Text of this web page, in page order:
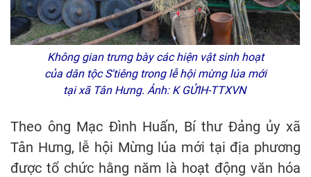
Không gian trưng bày các hiện vật sinh hoạt
của dân tộc S'tiêng trong lễ hội mừng lúa mới
tại xã Tân Hưng. Ảnh: K GỬIH-TTXVN
Theo ông Mạc Đình Huấn, Bí thư Đảng ủy xã
Tân Hưng, lễ hội Mừng lúa mới tại địa phương
được tổ chức hằng năm là hoạt động văn hóa